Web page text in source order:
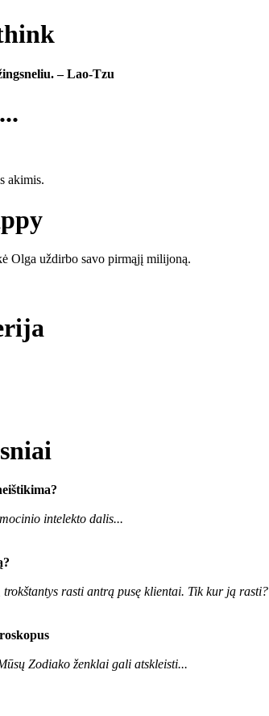
– Lao-Tzu
akimis.
Olga uždirbo savo pirmąjį milijoną.
intelekto dalis...
rasti antrą pusę klientai. Tik kur ją rasti?
Zodiako ženklai gali atskleisti...